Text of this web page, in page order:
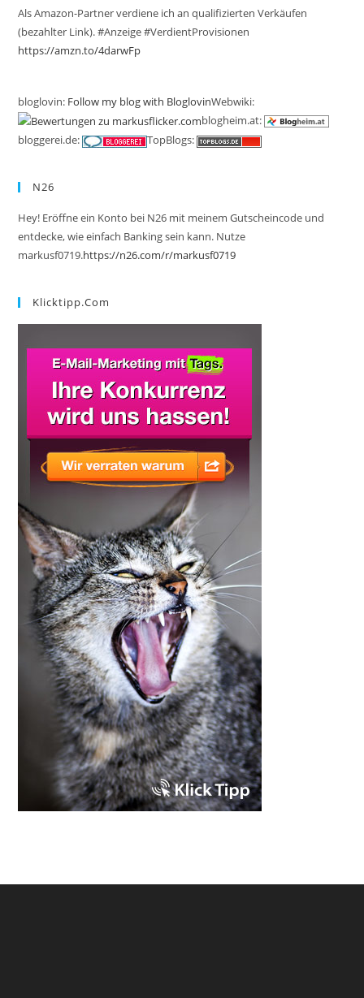
Als Amazon-Partner verdiene ich an qualifizierten Verkäufen
(bezahlter Link). #Anzeige #VerdientProvisionen
https://amzn.to/4darwFp
bloglovin: Follow my blog with BloglovinWebwiki:
blogheim.at:
bloggerei.de:
TopBlogs:
N26
Hey! Eröffne ein Konto bei N26 mit meinem Gutscheincode und
entdecke, wie einfach Banking sein kann. Nutze
markusf0719.https://n26.com/r/markusf0719
Klicktipp.com